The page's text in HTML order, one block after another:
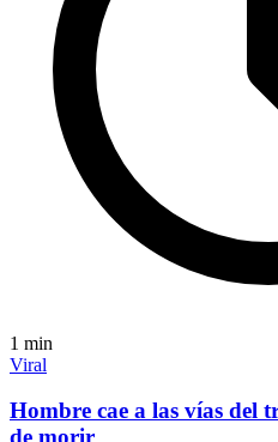
1 min
Viral
Hombre cae a las vías del